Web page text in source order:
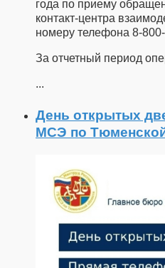
года по приему
контакт-центра
номеру телефона 8-
За отчетный период
...
День открытых
МСЭ по